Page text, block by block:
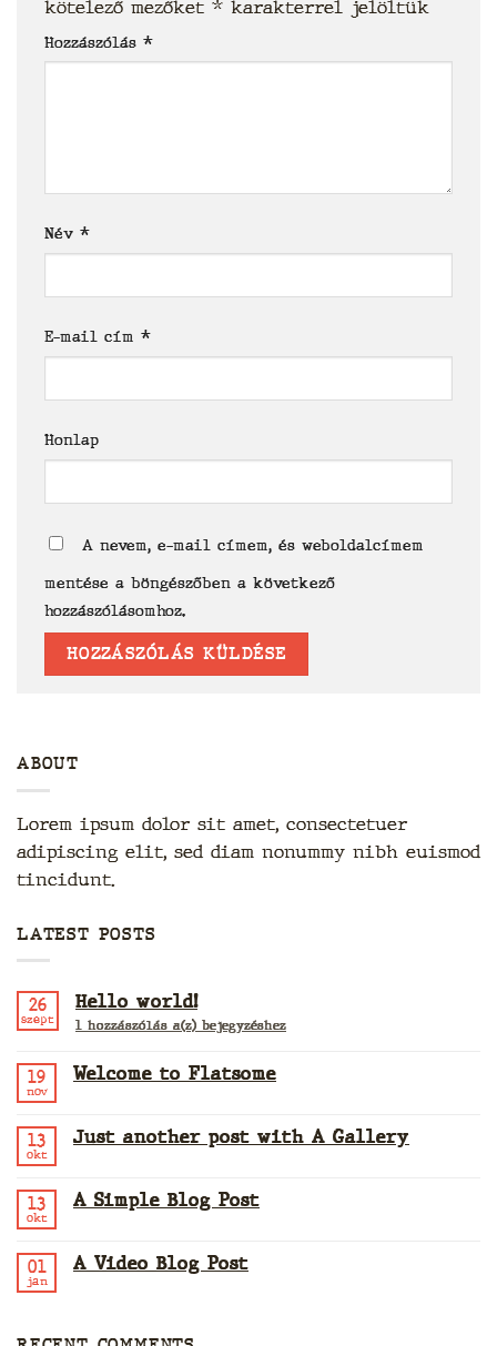
kötelező mezőket * karakterrel jelöltük
Hozzászólás *
Név *
E-mail cím *
Honlap
A nevem, e-mail címem, és weboldalcímem
mentése a böngészőben a következő
hozzászólásomhoz.
ABOUT
Lorem ipsum dolor sit amet, consectetuer
adipiscing elit, sed diam nonummy nibh euismod
tincidunt.
LATEST POSTS
26
szept
Hello world!
1 hozzászólás a(z)Hello
bejegyzéshez
19
nov
Welcome to Flatsome
Welcome
13
okt
Just another post with A Gallery
Just
A
Gallery
13
okt
A Simple Blog Post
A
01
jan
A Video Blog Post